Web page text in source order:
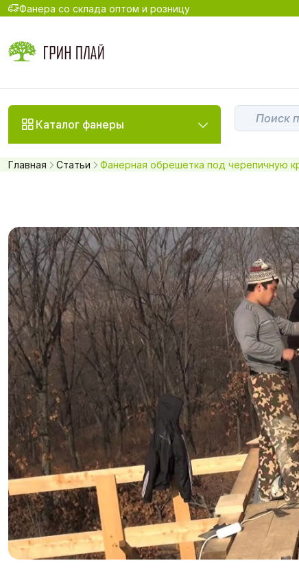
Фанера со склада оптом и розницу
Каталог фанеры
Главная Статьи Фанерная обрешетка под черепичную